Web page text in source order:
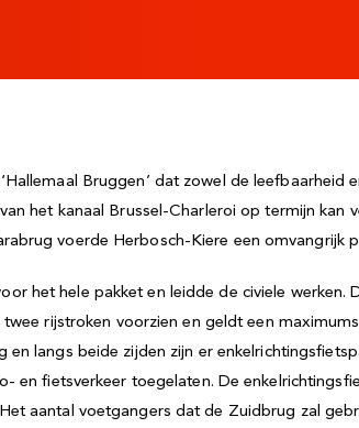
Bruggen’ dat zowel de leefbaarheid
het kanaal Brussel-Charleroi op termijn kan
voerde Herbosch-Kiere een omvangrijk
het hele pakket en leidde de civiele werken.
rijstroken voorzien en geldt een
en langs beide zijden zijn er
en fietsverkeer toegelaten. De
aantal voetgangers dat de Zuidbrug zal